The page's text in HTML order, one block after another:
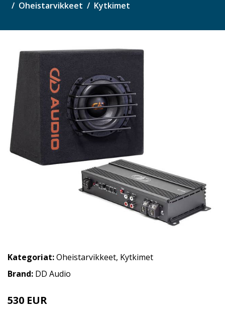
Oheistarvikkeet Kytkimet
Kategoriat:Oheistarvikkeet, Kytkimet
Brand: DD Audio
530 EUR